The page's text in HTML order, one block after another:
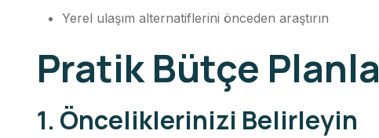
Yerel ulaşım alternatiflerini önceden araştırın
Pratik Bütçe
1. Önceliklerinizi Belirleyin